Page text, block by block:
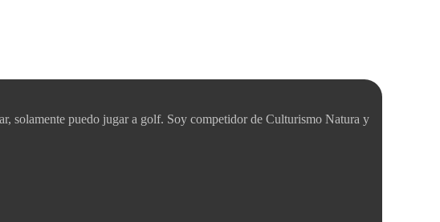
solamente puedo jugar a golf. Soy competidor de Culturismo Natura y